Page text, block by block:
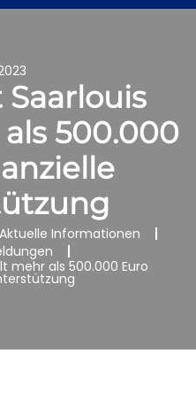
500.000
Aktuelle Informationen
mehr als 500.000 Euro